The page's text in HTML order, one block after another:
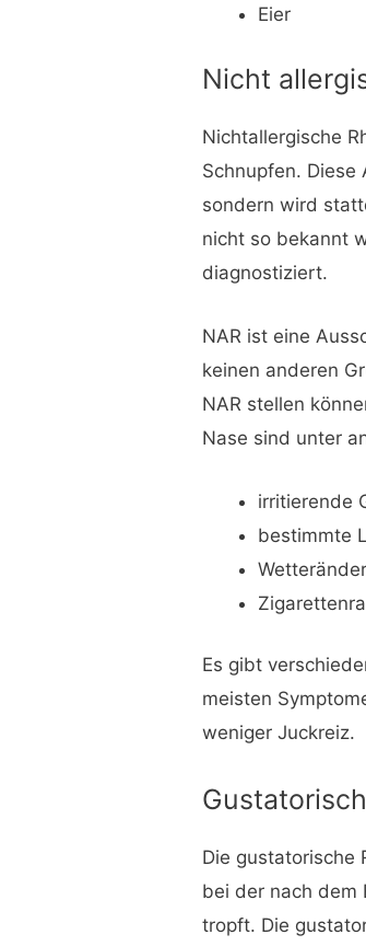
Eier
Nicht
Nichtallergische
Schnupfen. Diese
sondern wird
nicht so bekannt
diagnostiziert.
NAR ist eine
keinen anderen
NAR stellen
Nase sind unter
irritierende
bestimmte
Es gibt
meisten
weniger Juckreiz.
Die gustatorische
bei der nach dem
tropft. Die